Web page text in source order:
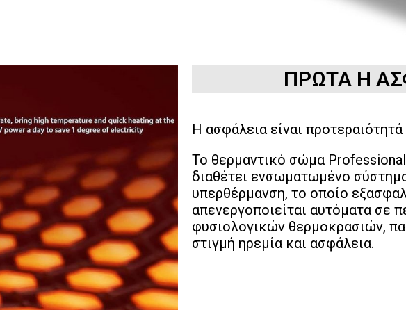
ΠΡΩΤΑ Η
Η ασφάλεια είναι
Το θερμαντικό σώμα
διαθέτει ενσωματωμένο
υπερθέρμανση, το οποίο
απενεργοποιείται αυτόματα σε
φυσιολογικών θερμοκρασιών,
στιγμή ηρεμία και ασφάλεια.